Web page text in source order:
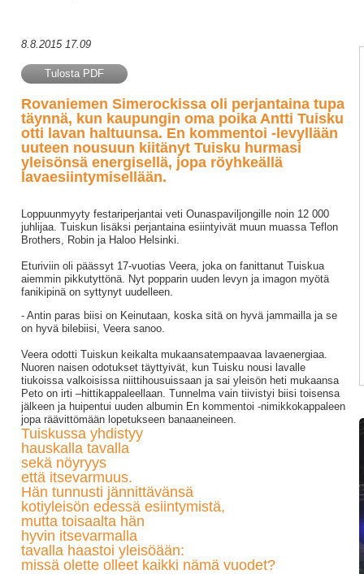
8.8.2015 17.09
Tulosta PDF
Rovaniemen Simerockissa oli perjantaina tupa
täynnä, kun kaupungin oma poika Antti Tuisku
otti lavan haltuunsa. En kommentoi -levyllään
uuteen nousuun kiitänyt Tuisku hurmasi
yleisönsä energisellä, jopa röyhkeällä
lavaesiintymisellään.
Loppuunmyyty festariperjantai veti Ounaspaviljongille noin 12 000
juhlijaa. Tuiskun lisäksi perjantaina esiintyivät muun muassa Teflon
Brothers, Robin ja Haloo Helsinki.
Eturiviin oli päässyt 17-vuotias Veera, joka on fanittanut Tuiskua
aiemmin pikkutyttönä. Nyt popparin uuden levyn ja imagon myötä
fanikipinä on syttynyt uudelleen.
- Antin paras biisi on Keinutaan, koska sitä on hyvä jammailla ja se
on hyvä bilebiisi, Veera sanoo.
Veera odotti Tuiskun keikalta mukaansatempaavaa lavaenergiaa.
Nuoren naisen odotukset täyttyivät, kun Tuisku nousi lavalle
tiukoissa valkoisissa niittihousuissaan ja sai yleisön heti mukaansa
Peto on irti –hittikappaleellaan. Tunnelma vain tiivistyi biisi toisensa
jälkeen ja huipentui uuden albumin En kommentoi -nimikkokappaleen
jopa räävittömään lopetukseen banaaneineen.
Tuiskussa yhdistyy
hauskalla tavalla
sekä nöyryys
että itsevarmuus.
Hän tunnusti jännittävänsä
kotiyleisön edessä esiintymistä,
mutta toisaalta hän
hyvin itsevarmalla
tavalla haastoi yleisöään:
missä olette olleet kaikki nämä vuodet?